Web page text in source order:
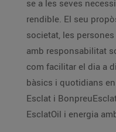
se a les seves
rendible. El seu
societat, les
amb responsabilitat
com facilitar el dia a
bàsics i quotidians
Esclat i
EsclatOil i energia